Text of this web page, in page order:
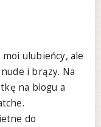
ulubieńcy, ale
i brązy. Na
na blogu a
do